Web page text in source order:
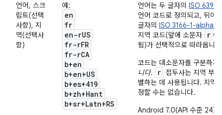
언어, 스크
립트(선택
사항), 지
역(선택사
항)
예:
en
fr
en-rUS
fr-rFR
fr-rCA
b+en
b+en+US
b+es+419
b+zh+Hant
b+sr+Latn+RS
언어는 두 글자의 ISO 639-1
언어 코드로 정의되고, 뒤이
글자의 ISO 3166-1-alpha-2
지역 코드(앞에 소문자
r 이
됨)가 선택적으로 따라옵니
코드는 대소문자를 구분하지
니다. r 접두사는 지역 부
별하는 데 사용됩니다. 지역
정할 수는 없습니다.
Android 7.0(API 수준 24)